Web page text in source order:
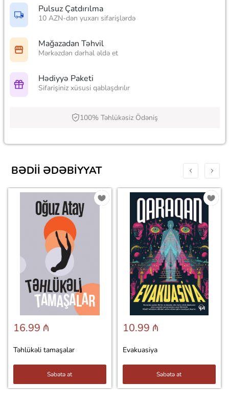
Pulsuz Çatdırılma
10 AZN-dən yuxarı sifarişlərdə
Mağazadan Təhvil
Mərkəzdən dərhal əldə et
Hədiyyə Paketi
Sifarişiniz xüsusi qablaşdırılır
100% Təhlükəsiz Ödəniş
BƏDII ƏDƏBIYYAT
16.99 ₼
Təhlükəli tamaşalar
Səbətə at
10.99 ₼
Evakuasiya
Səbətə at